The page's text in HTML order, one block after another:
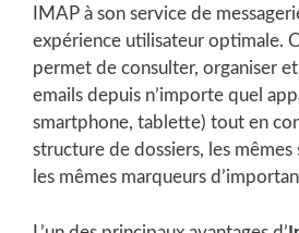
IMAP à son service de
expérience utilisateur optimale.
permet de consulter, organiser
emails depuis n’importe quel
smartphone, tablette) tout en
structure de dossiers, les
les mêmes marqueurs